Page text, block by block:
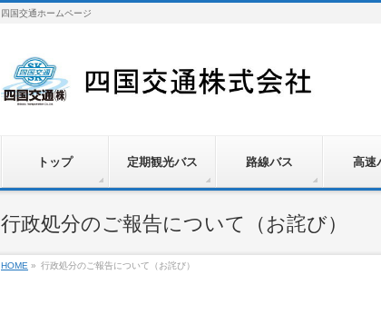
四国交通ホームページ
トップ 定期観光バス 路線バス 高速
行政処分のご報告について（お詫び）
HOME » 行政処分のご報告について（お詫び）